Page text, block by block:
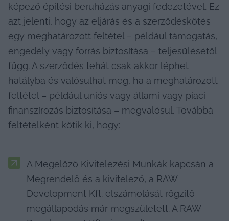
képező építési beruházás anyagi fedezetével. Ez
azt jelenti, hogy az eljárás és a szerződéskötés
egy meghatározott feltétel – például támogatás,
engedély vagy forrás biztosítása – teljesülésétől
függ. A szerződés tehát csak akkor léphet
hatályba és valósulhat meg, ha a meghatározott
feltétel – például uniós vagy állami vagy piaci
finanszírozás biztosítása – megvalósul. Továbbá
feltételként kötik ki, hogy:
A Megelőző Kivitelezési Munkák kapcsán a
Megrendelő és a kivitelező, a RAW
Development Kft. elszámolását rögzítő
megállapodás már megszületett. A RAW